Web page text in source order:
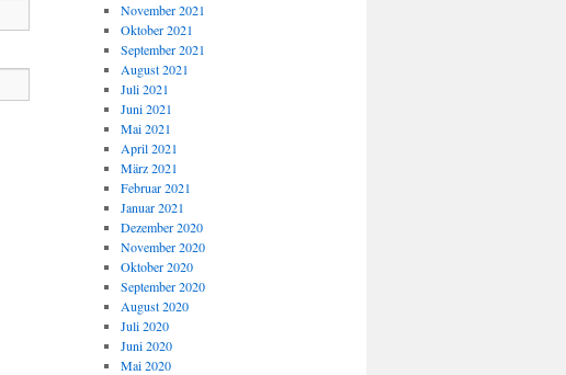
November 2021
Oktober 2021
September 2021
August 2021
Juli 2021
Juni 2021
Mai 2021
April 2021
März 2021
Februar 2021
Januar 2021
Dezember 2020
November 2020
Oktober 2020
September 2020
August 2020
Juli 2020
Juni 2020
Mai 2020